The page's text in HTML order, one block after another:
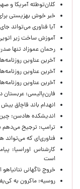
کلان‌توطئه آمریکا و
خبر خوش بهزیستی
آیا فناوری می‌تواند
آموزش ساخت زیر
رحمان عموزاد تنها
آخرین عناوین
آخرین عناوین
آخرین عناوین
فارن‌پالیسی:
انهدام باند قاچاق بیش از ۵ میلیون لیتر سوخت در
اندیشکده هادسن:
ترامپ: ترجیح می‌دهم
فناوری‌ای که می‌تواند
کارشناس اوراسیا:
است
خروج ناگهانی
روسیه: ماکرون به